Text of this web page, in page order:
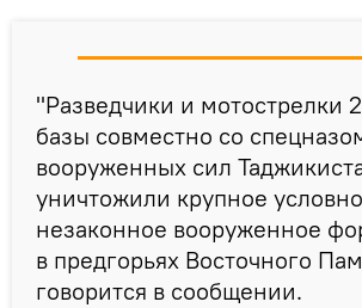
"Разведчики и мотострелки
базы совместно со
вооруженных сил
уничтожили крупное
незаконное вооруженное
в предгорьях Восточного
говорится в сообщении.